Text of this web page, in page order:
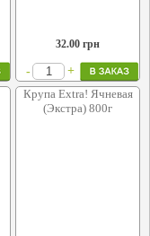
32.00 грн
-
+
Крупа Extra! Ячневая
(Экстра) 800г